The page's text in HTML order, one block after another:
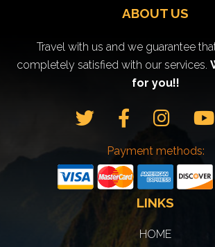
ABOUT US
Travel with us and we guarantee
completely satisfied with our services.
for you!!
Payment methods:
LINKS
HOME